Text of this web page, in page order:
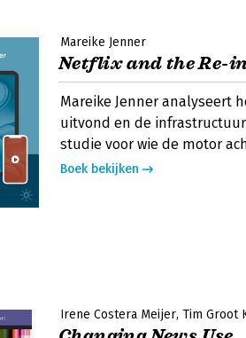
Mareike Jenner
Netflix and the Re-
Mareike Jenner analyseert
uitvond en de
studie voor wie de motor
Boek bekijken
Irene Costera Meijer Tim Groot